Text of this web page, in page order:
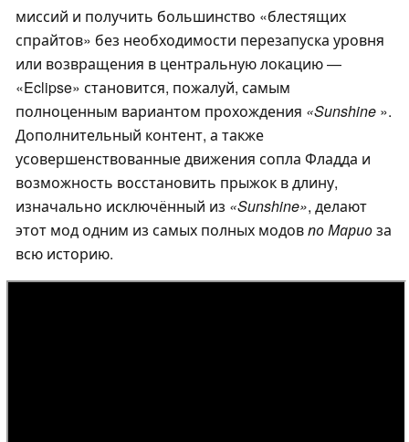
миссий и получить большинство «блестящих
спрайтов» без необходимости перезапуска уровня
или возвращения в центральную локацию —
«Eclipse» становится, пожалуй, самым
полноценным вариантом прохождения «Sunshine ».
Дополнительный контент, а также
усовершенствованные движения сопла Фладда и
возможность восстановить прыжок в длину,
изначально исключённый из «Sunshine», делают
этот мод одним из самых полных модовпо Мариоза
всю историю.